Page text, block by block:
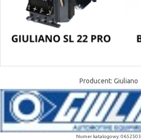
Producent: Giuliano
Numer katalogowy: 0652503